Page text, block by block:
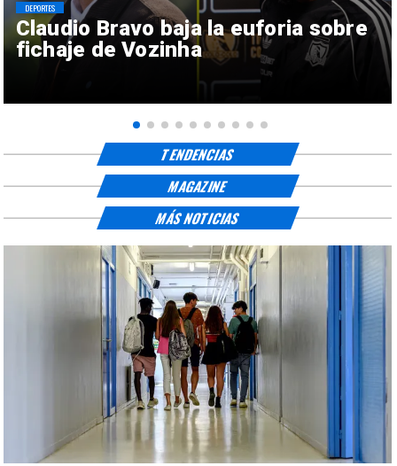
Claudio Bravo baja la euforia sobre
fichaje de Vozinha
DEPORTES
TENDENCIAS
MAGAZINE
MÁS NOTICIAS